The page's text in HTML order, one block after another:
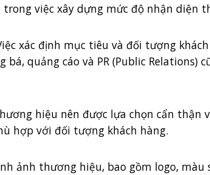
việc xây dựng mức độ nhận diện
xác định mục tiêu và đối tượng
bá, quảng cáo và PR (Public
hiệu nên được lựa chọn cẩn
hợp với đối tượng khách hàng.
ảnh thương hiệu, bao gồm logo,